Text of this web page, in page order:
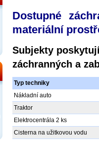
Dostupné
materiální
Subjekty
záchranných a
Typ techniky
Nákladní auto
Traktor
Elektrocentrála 2 ks
Cisterna na užitkovou vodu